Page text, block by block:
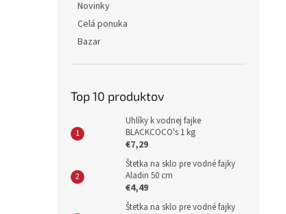
Novinky
Celá ponuka
Bazar
Top 10 produktov
Uhlíky k vodnej fajke
BLACKCOCO's 1 kg
€7,29
Štetka na sklo pre vodné fajky
Aladin 50 cm
€4,49
Štetka na sklo pre vodné fajky